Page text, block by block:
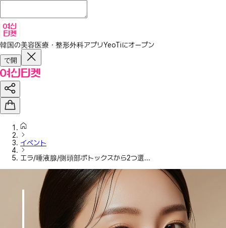
韓国の美容医療・整形外科アプリYeoTiにオープン
で開
イベント
エラ/唾液腺/側頭部ボトックスから2つ選...